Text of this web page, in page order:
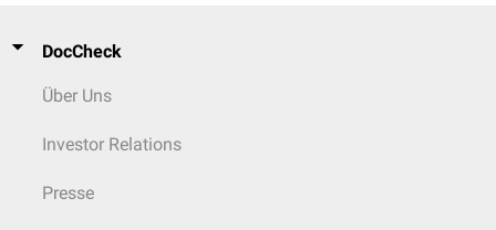
DocCheck
Über Uns
Investor Relations
Presse